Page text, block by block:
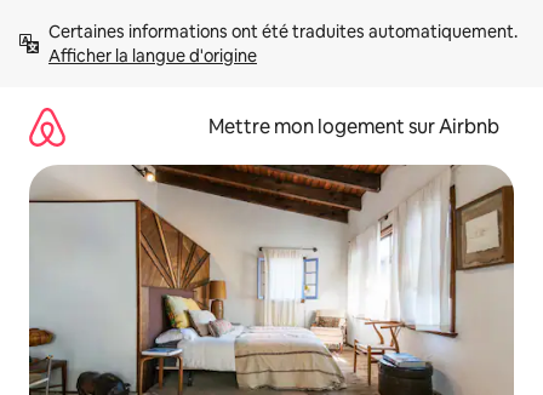
directement
Afficher la langue d'origine
Mettre mon logement sur Airbnb